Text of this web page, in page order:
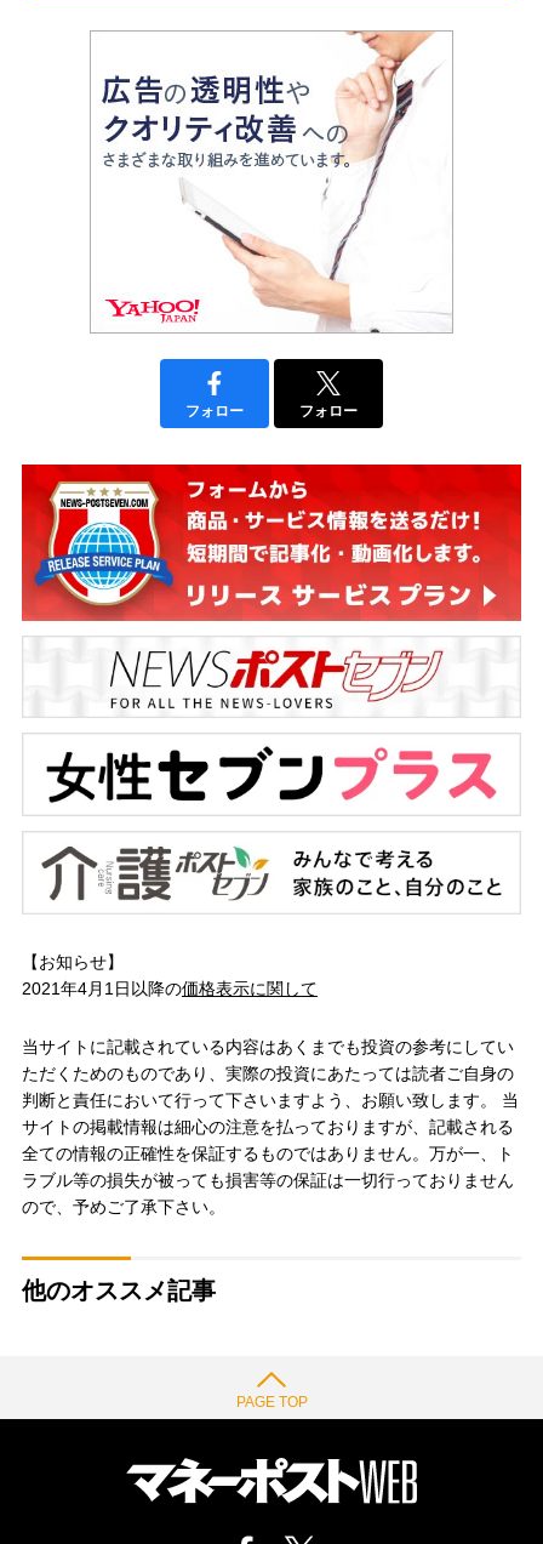
フォロー フォロー
【お知らせ】
2021年4月1日以降の価格表示に関して
当サイトに記載されている内容はあくまでも投資の参考にしてい
ただくためのものであり、実際の投資にあたっては読者ご自身の
判断と責任において行って下さいますよう、お願い致します。 当
サイトの掲載情報は細心の注意を払っておりますが、記載される
全ての情報の正確性を保証するものではありません。万が一、ト
ラブル等の損失が被っても損害等の保証は一切行っておりません
ので、予めご了承下さい。
他のオススメ記事
PAGE TOP